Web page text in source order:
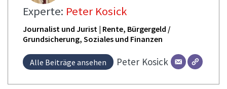
Experte: Peter Kosick
Journalist und Jurist | Rente, Bürgergeld /
Grundsicherung, Soziales und Finanzen
Alle Beiträge ansehen Peter Kosick